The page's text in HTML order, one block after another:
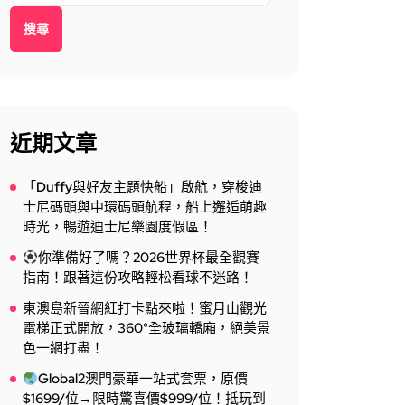
搜尋
近期文章
「Duffy與好友主題快船」啟航，穿梭迪
士尼碼頭與中環碼頭航程，船上邂逅萌趣
時光，暢遊迪士尼樂園度假區！
你準備好了嗎？2026世界杯最全觀賽
指南！跟著這份攻略輕松看球不迷路！
東澳島新晉網紅打卡點來啦！蜜月山觀光
電梯正式開放，360°全玻璃轎廂，絕美景
色一網打盡！
Global2澳門豪華一站式套票，原價
$1699/位→限時驚喜價$999/位！抵玩到